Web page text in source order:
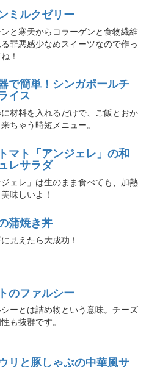
ミルクゼリー
と寒天からコラーゲンと食物繊維
罪悪感少なめスイーツなので作っ
！
で簡単！シンガポールチ
イス
材料を入れるだけで、ご飯とおか
ちゃう時短メニュー。
マト「アンジェレ」の和
レサラダ
ジェレ」は生のまま食べても、加熱
味しいよ！
蒲焼き丼
見えたら大成功！
のファルシー
ーとは詰め物という意味。チーズ
も抜群です。
リと豚しゃぶの中華風サ